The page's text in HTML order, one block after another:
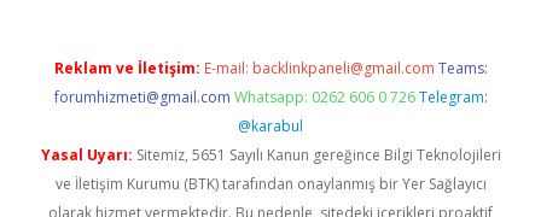
Reklam ve İletişim: E-mail: backlinkpaneli@gmail.com Teams:
forumhizmeti@gmail.com Whatsapp: 0262 606 0 726 Telegram:
@karabul
Yasal Uyarı: Sitemiz, 5651 Sayılı Kanun gereğince Bilgi Teknolojileri
ve İletişim Kurumu (BTK) tarafından onaylanmış bir Yer Sağlayıcı
olarak hizmet vermektedir. Bu nedenle, sitedeki içerikleri proaktif